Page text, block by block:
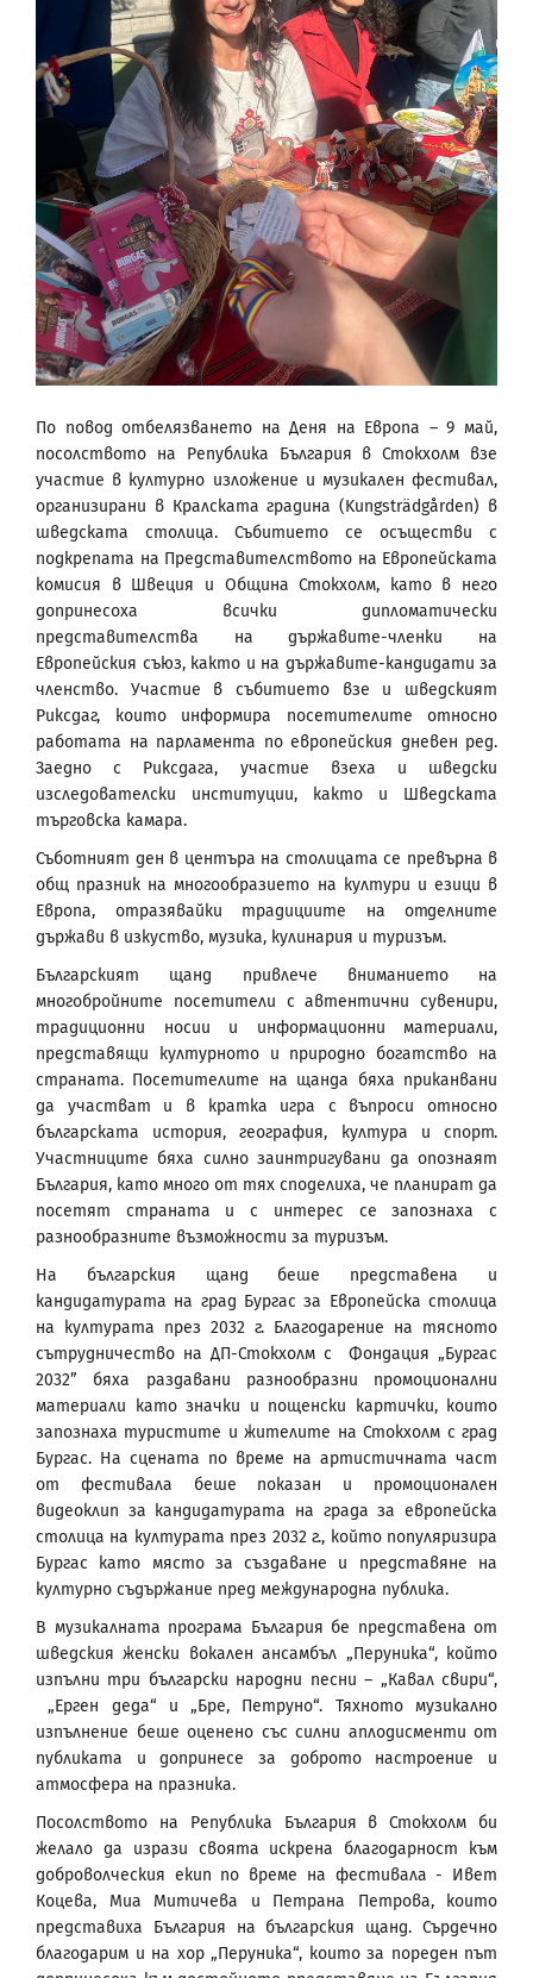
По повод отбелязването на Деня на Европа – 9 май,
посолството на Република България в Стокхолм взе
участие в културно изложение и музикален фестивал,
организирани в Кралската градина (Kungsträdgården) в
шведската столица. Събитието се осъществи с
подкрепата на Представителството на Европейската
комисия в Швеция и Община Стокхолм, като в него
допринесоха всички дипломатически
представителства на държавите-членки на
Европейския съюз, както и на държавите-кандидати за
членство. Участие в събитието взе и шведският
Риксдаг, които информира посетителите относно
работата на парламента по европейския дневен ред.
Заедно с Риксдага, участие взеха и шведски
изследователски институции, както и Шведската
търговска камара.
Съботният ден в центъра на столицата се превърна в
общ празник на многообразието на култури и езици в
Европа, отразявайки традициите на отделните
държави в изкуство, музика, кулинария и туризъм.
Българският щанд привлече вниманието на
многобройните посетители с автентични сувенири,
традиционни носии и информационни материали,
представящи културното и природно богатство на
страната. Посетителите на щанда бяха приканвани
да участват и в кратка игра с въпроси относно
българската история, география, култура и спорт.
Участниците бяха силно заинтригувани да опознаят
България, като много от тях споделиха, че планират да
посетят страната и с интерес се запознаха с
разнообразните възможности за туризъм.
На българския щанд беше представена и
кандидатурата на град Бургас за Европейска столица
на културата през 2032 г. Благодарение на тясното
сътрудничество на ДП-Стокхолм с Фондация „Бургас
2032” бяха раздавани разнообразни промоционални
материали като значки и пощенски картички, които
запознаха туристите и жителите на Стокхолм с град
Бургас. На сцената по време на артистичната част
от фестивала беше показан и промоционален
видеоклип за кандидатурата на града за европейска
столица на културата през 2032 г., който популяризира
Бургас като място за създаване и представяне на
културно съдържание пред международна публика.
В музикалната програма България бе представена от
шведския женски вокален ансамбъл „Перуника“, който
изпълни три български народни песни – „Кавал свири“,
„Ерген деда“ и „Бре, Петруно“. Тяхното музикално
изпълнение беше оценено със силни аплодисменти от
публиката и допринесе за доброто настроение и
атмосфера на празника.
Посолството на Република България в Стокхолм би
желало да изрази своята искрена благодарност към
доброволческия екип по време на фестивала - Ивет
Коцева, Миа Митичева и Петрана Петрова, които
представиха България на българския щанд. Сърдечно
благодарим и на хор „Перуника“, които за пореден път